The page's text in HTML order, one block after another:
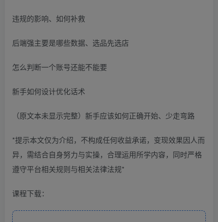
违规的影响、如何补救
后端强主要是哪些数据、选品先选店
怎么判断一个账号还能不能要
新手如何设计优化话术
（原文本未显示完整）新手应该如何正确开始、少走弯路
*提示本文仅为介绍，不构成任何收益承诺，变现效果因人而
异，需结合自身努力与实操，合理运用所学内容，同时严格
遵守平台相关规则与相关法律法规*
课程下载：